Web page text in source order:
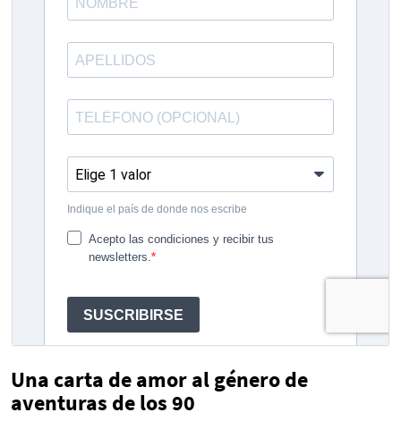
Una carta de amor al género de
aventuras de los 90